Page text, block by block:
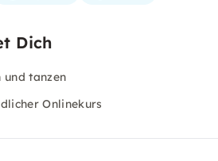
Dich
und tanzen
Onlinekurs